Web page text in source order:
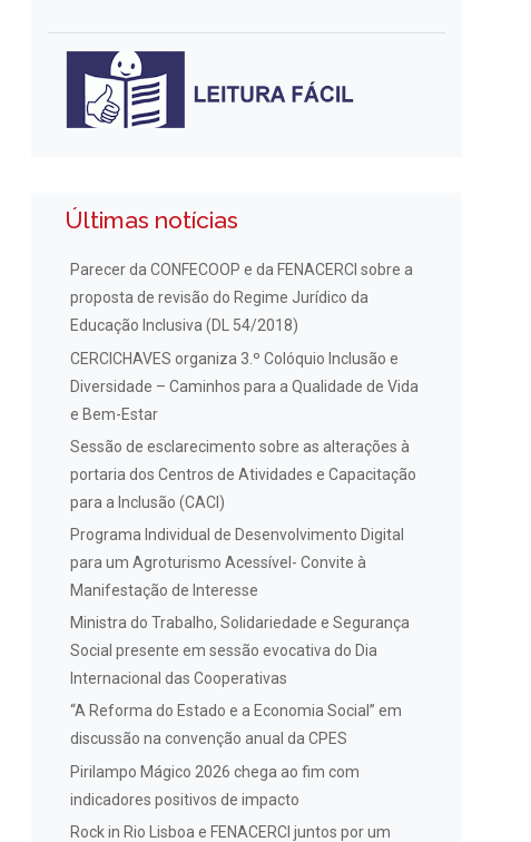
Últimas notícias
Parecer da CONFECOOP e da FENACERCI sobre a
proposta de revisão do Regime Jurídico da
Educação Inclusiva (DL 54/2018)
CERCICHAVES organiza 3.º Colóquio Inclusão e
Diversidade – Caminhos para a Qualidade de Vida
e Bem-Estar
Sessão de esclarecimento sobre as alterações à
portaria dos Centros de Atividades e Capacitação
para a Inclusão (CACI)
Programa Individual de Desenvolvimento Digital
para um Agroturismo Acessível- Convite à
Manifestação de Interesse
Ministra do Trabalho, Solidariedade e Segurança
Social presente em sessão evocativa do Dia
Internacional das Cooperativas
“A Reforma do Estado e a Economia Social” em
discussão na convenção anual da CPES
Pirilampo Mágico 2026 chega ao fim com
indicadores positivos de impacto
Rock in Rio Lisboa e FENACERCI juntos por um